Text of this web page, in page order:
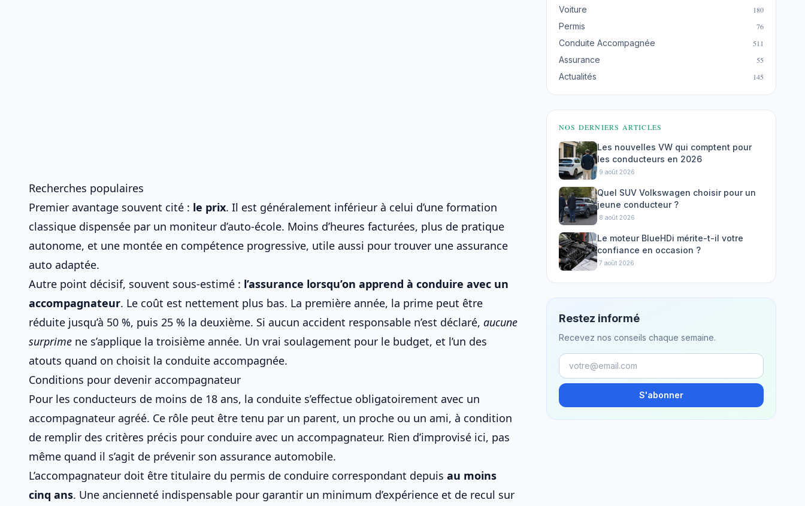
Recherches populaires
Premier avantage souvent cité : le prix. Il est généralement inférieur à celui d’une formation
classique dispensée par un moniteur d’auto-école. Moins d’heures facturées, plus de pratique
autonome, et une montée en compétence progressive, utile aussi pour trouver une assurance
auto adaptée.
Autre point décisif, souvent sous-estimé : l’assurance lorsqu’on apprend à conduire avec un
accompagnateur. Le coût est nettement plus bas. La première année, la prime peut être
réduite jusqu’à 50 %, puis 25 % la deuxième. Si aucun accident responsable n’est déclaré, aucune
surprime ne s’applique la troisième année. Un vrai soulagement pour le budget, et l’un des
atouts quand on choisit la conduite accompagnée.
Conditions pour devenir accompagnateur
Pour les conducteurs de moins de 18 ans, la conduite s’effectue obligatoirement avec un
accompagnateur agréé. Ce rôle peut être tenu par un parent, un proche ou un ami, à condition
de remplir des critères précis pour conduire avec un accompagnateur. Rien d’improvisé ici, pas
même quand il s’agit de prévenir son assurance automobile.
L’accompagnateur doit être titulaire du permis de conduire correspondant depuis au moins
cinq ans. Une ancienneté indispensable pour garantir un minimum d’expérience et de recul sur
Voiture 180
Permis 76
Conduite Accompagnée 511
Assurance 55
Actualités 145
NOS DERNIERS ARTICLES
Les nouvelles VW qui comptent pour
les conducteurs en 2026
·9 août 2026
Quel SUV Volkswagen choisir pour un
jeune conducteur ?
·8 août 2026
Le moteur BlueHDi mérite-t-il votre
confiance en occasion ?
·7 août 2026
Restez informé
Recevez nos conseils chaque semaine.
S'abonner